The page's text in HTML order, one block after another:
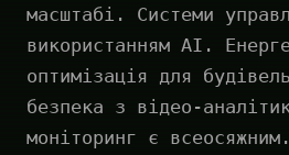
масштабі. Системи
використанням AI.
оптимізація для
безпека з відео-
моніторинг є